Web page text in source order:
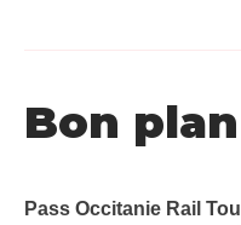
Bon plan
Pass Occitanie Rail